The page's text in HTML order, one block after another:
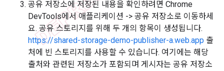
공유 저장소에 저장된 내용을 확인하려면 Chrome
DevTools에서 애플리케이션 -> 공유 저장소로 이동하세
요. 공유 스토리지를 위해 두 개의 항목이 생성됩니다.
https://shared-storage-demo-publisher-a.web.app 출
처에 빈 스토리지를 사용할 수 있습니다. 여기에는 해당
출처와 관련된 저장소가 포함되며 게시자는 공유 저장소